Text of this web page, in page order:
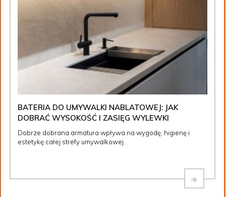
BATERIA DO UMYWALKI NABLATOWEJ: JAK
DOBRAĆ WYSOKOŚĆ I ZASIĘG WYLEWKI
Dobrze dobrana armatura wpływa na wygodę, higienę i
estetykę całej strefy umywalkowej.